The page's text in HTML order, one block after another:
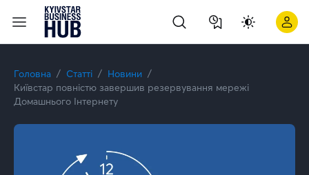
Головна Статті
Новини
Київстар повністю завершив резервування мережі
Домашнього Інтернету
Київстар підтвердив спеціалізацію Analytics on Microsoft